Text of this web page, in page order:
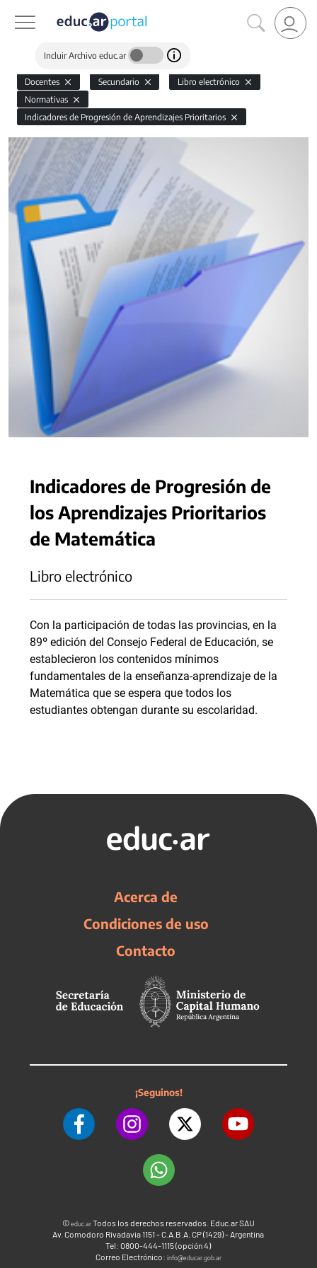
Incluir Archivo educ.ar
Docentes Secundario
Libro electrónico
Normativas
Indicadores de Progresión de Aprendizajes Prioritarios
Indicadores de Progresión de
los Aprendizajes Prioritarios
de Matemática
Libro electrónico
Con la participación de todas las provincias, en la
89º edición del Consejo Federal de Educación, se
establecieron los contenidos mínimos
fundamentales de la enseñanza-aprendizaje de la
Matemática que se espera que todos los
estudiantes obtengan durante su escolaridad.
Acerca de
Condiciones de uso
Contacto
¡Seguinos!
©educ.arTodos los derechos reservados. Educ.ar SAU
Av. Comodoro Rivadavia 1151 - C.A.B.A. CP (1429) - Argentina
Tel: 0800-444-1115 (opción 4)
Correo Electrónico: info@educar.gob.ar